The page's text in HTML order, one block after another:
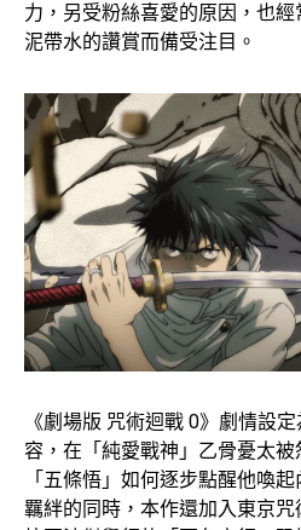
力，另受粉絲喜愛的原因，也
泥帶水的讚賞而備受注目。
《劇場版 咒術迴戰 0》劇情設
容，在「純愛戰神」乙骨憂太
「五條悟」如何逐步點醒他喚
羈絆的同時，本作還加入東京